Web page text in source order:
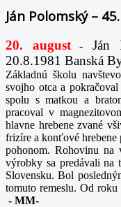
Ján Polomský –
20. august-
Ján
20.8.1981 Banská
Základnú školu
svojho otca a
spolu s matkou a
pracoval v
hlavne hrebene zvané
frizíre a konťové hrebene
pohonom. Rohovinu na
výrobky sa predávali na
Slovensku. Bol
tomuto remeslu. Od
- MM-